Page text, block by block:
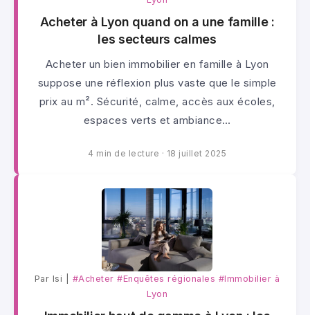
Acheter à Lyon quand on a une famille :
les secteurs calmes
Acheter un bien immobilier en famille à Lyon
suppose une réflexion plus vaste que le simple
prix au m². Sécurité, calme, accès aux écoles,
espaces verts et ambiance…
4 min de lecture · 18 juillet 2025
Par lsi | #Acheter#Enquêtes régionales #Immobilier à
Lyon